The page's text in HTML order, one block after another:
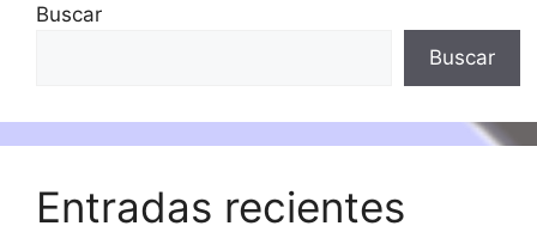
Buscar
Buscar
Entradas recientes